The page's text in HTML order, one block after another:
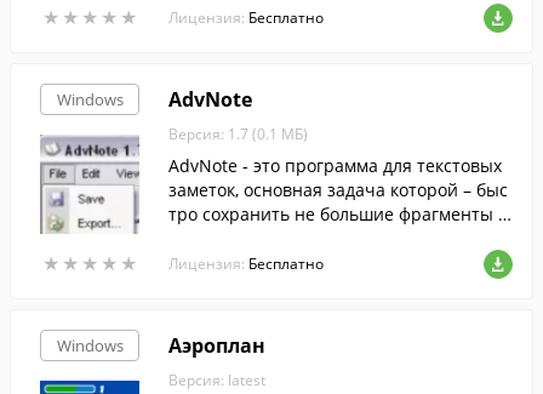
★ ★ ★ ★ ★
★ ★ ★ ★ ★ Лицензия: Бесплатно
Windows
★ ★ ★ ★ ★
★ ★ ★ ★ ★
AdvNote
Версия: 1.7 (0.1 МБ)
AdvNote - это программа для текстовых
заметок, основная задача которой – быс
тро сохранить не большие фрагменты т
Лицензия: Бесплатно
Windows Аэроплан
Версия: latest